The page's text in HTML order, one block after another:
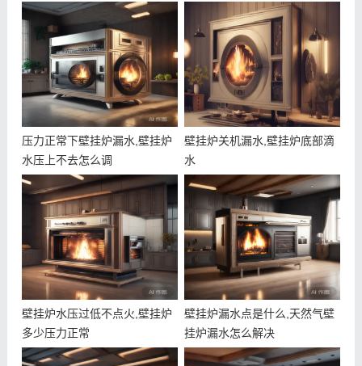
压力正常下壁挂炉漏水,壁挂炉
水压上不去怎么调
壁挂炉关机漏水,壁挂炉底部滴
水
壁挂炉水压过低不点火,壁挂炉
多少压力正常
壁挂炉漏水点是什么,天然气壁
挂炉漏水怎么解决